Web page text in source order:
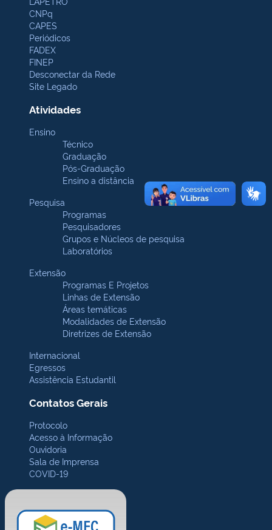
CNPq
CAPES
Periódicos
FADEX
FINEP
Desconectar da Rede
Site Legado
Atividades
Ensino
Técnico
Graduação
Pós-Graduação
Ensino a distância
Pesquisa
Programas
Pesquisadores
Grupos e Núcleos de pesquisa
Laboratórios
Extensão
Programas E Projetos
Linhas de Extensão
Áreas temáticas
Modalidades de Extensão
Diretrizes de Extensão
Internacional
Egressos
Assistência Estudantil
Contatos Gerais
Protocolo
Acesso à Informação
Ouvidoria
Sala de Imprensa
COVID-19